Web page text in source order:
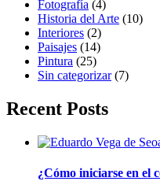
Fotografía (4)
Historia del Arte (10)
Interiores (2)
Paisajes (14)
Pintura (25)
Sin categorizar(7)
Recent Posts
¿Cómo iniciarse en el